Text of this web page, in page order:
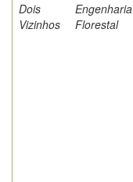
Dois
Vizinhos
Engenharia
Florestal